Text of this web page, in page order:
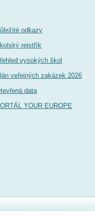
odkazy
rejstřík
vysokých škol
veřejných zakázek 2026
data
YOUR EUROPE